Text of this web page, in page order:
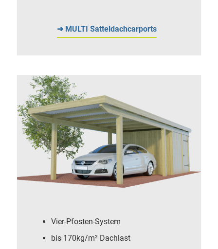
➜ MULTI Satteldachcarports
Vier-Pfosten-System
bis 170kg/m² Dachlast